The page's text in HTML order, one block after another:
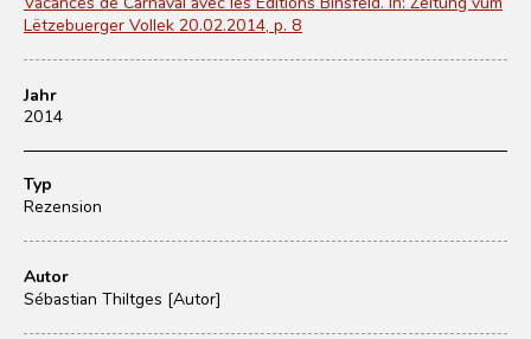
Lëtzebuerger Vollek 20.02.2014, p. 8
Jahr
2014
Typ
Rezension
Autor
Sébastian Thiltges [Autor]